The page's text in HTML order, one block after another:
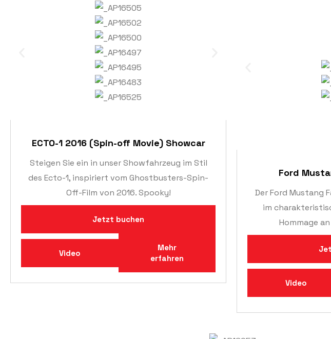
ECTO-1 2016 (Spin-off Movie) Showcar
Steigen Sie ein in unser Showfahrzeug im Stil
des Ecto-1, inspiriert vom Ghostbusters-Spin-
Off-Film von 2016. Spooky!
Jetzt buchen
Video
Mehr
erfahren
Ford
Der Ford Mustang
im
Hommage
Video